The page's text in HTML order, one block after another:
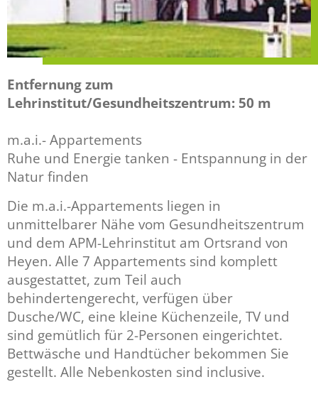
Entfernung zum
Lehrinstitut/Gesundheitszentrum: 50 m
m.a.i.- Appartements
Ruhe und Energie tanken - Entspannung in der
Natur finden
Die m.a.i.-Appartements liegen in
unmittelbarer Nähe vom Gesundheitszentrum
und dem APM-Lehrinstitut am Ortsrand von
Heyen. Alle 7 Appartements sind komplett
ausgestattet, zum Teil auch
behindertengerecht, verfügen über
Dusche/WC, eine kleine Küchenzeile, TV und
sind gemütlich für 2-Personen eingerichtet.
Bettwäsche und Handtücher bekommen Sie
gestellt. Alle Nebenkosten sind inclusive.